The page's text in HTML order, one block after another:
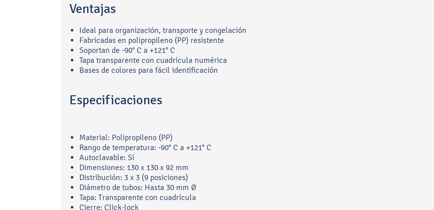
Ventajas
Ideal para organización, transporte y congelación
Fabricadas en polipropileno (PP) resistente
Soportan de -90° C a +121° C
Tapa transparente con cuadrícula numérica
Bases de colores para fácil identificación
Especificaciones
Material: Polipropileno (PP)
Rango de temperatura: -90° C a +121° C
Autoclavable: Sí
Dimensiones: 130 x 130 x 92 mm
Distribución: 3 x 3 (9 posiciones)
Diámetro de tubos: Hasta 30 mm Ø
Tapa: Transparente con cuadrícula
Cierre: Click-lock